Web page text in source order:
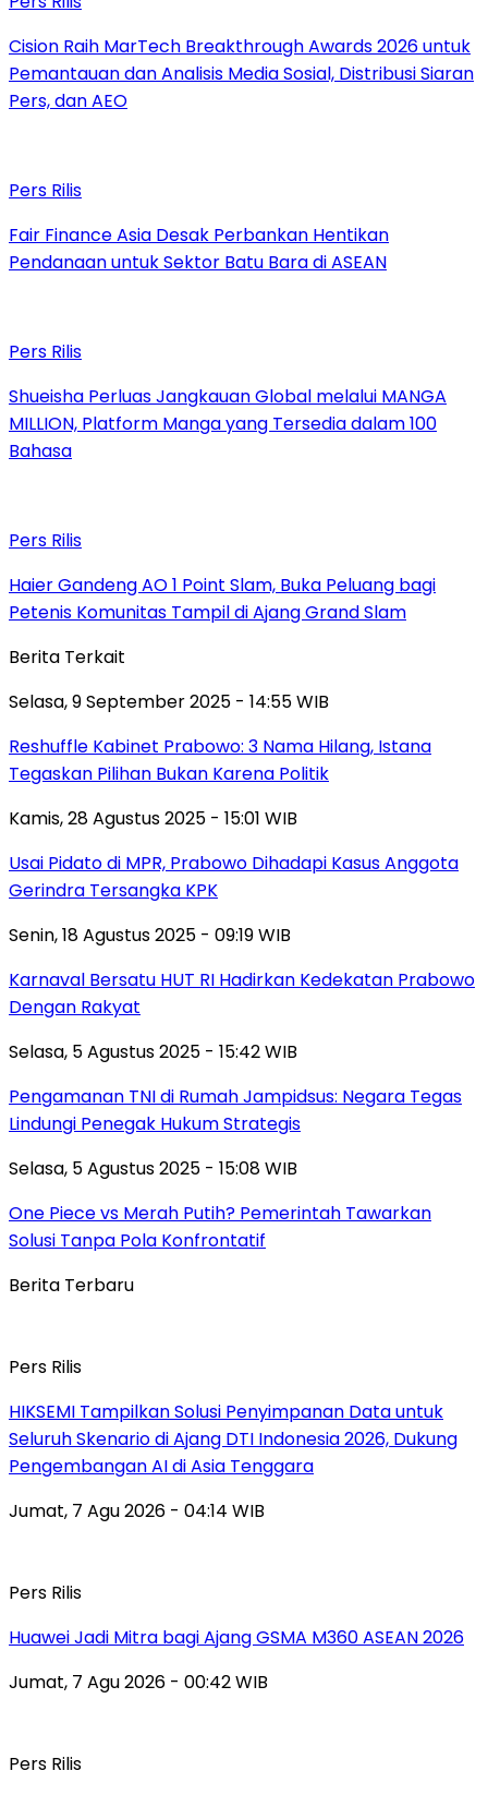
Cision Raih MarTech Breakthrough Awards 2026 untuk
Pemantauan dan Analisis Media Sosial, Distribusi Siaran
Pers, dan AEO
Pers Rilis
Fair Finance Asia Desak Perbankan Hentikan
Pendanaan untuk Sektor Batu Bara di ASEAN
Pers Rilis
Shueisha Perluas Jangkauan Global melalui MANGA
MILLION, Platform Manga yang Tersedia dalam 100
Bahasa
Pers Rilis
Haier Gandeng AO 1 Point Slam, Buka Peluang bagi
Petenis Komunitas Tampil di Ajang Grand Slam
Berita Terkait
Selasa, 9 September 2025 - 14:55 WIB
Reshuffle Kabinet Prabowo: 3 Nama Hilang, Istana
Tegaskan Pilihan Bukan Karena Politik
Kamis, 28 Agustus 2025 - 15:01 WIB
Usai Pidato di MPR, Prabowo Dihadapi Kasus Anggota
Gerindra Tersangka KPK
Senin, 18 Agustus 2025 - 09:19 WIB
Karnaval Bersatu HUT RI Hadirkan Kedekatan Prabowo
Dengan Rakyat
Selasa, 5 Agustus 2025 - 15:42 WIB
Pengamanan TNI di Rumah Jampidsus: Negara Tegas
Lindungi Penegak Hukum Strategis
Selasa, 5 Agustus 2025 - 15:08 WIB
One Piece vs Merah Putih? Pemerintah Tawarkan
Solusi Tanpa Pola Konfrontatif
Berita Terbaru
Pers Rilis
HIKSEMI Tampilkan Solusi Penyimpanan Data untuk
Seluruh Skenario di Ajang DTI Indonesia 2026, Dukung
Pengembangan AI di Asia Tenggara
Jumat, 7 Agu 2026 - 04:14 WIB
Pers Rilis
Huawei Jadi Mitra bagi Ajang GSMA M360 ASEAN 2026
Jumat, 7 Agu 2026 - 00:42 WIB
Pers Rilis